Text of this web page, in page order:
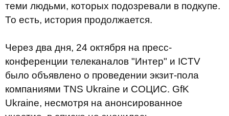
теми людьми, которых подозревали в подкупе.
То есть, история продолжается.
Через два дня, 24 октября на пресс-
конференции телеканалов "Интер" и ICTV
было объявлено о проведении экзит-пола
компаниями TNS Ukraine и СОЦИС. GfK
Ukraine, несмотря на анонсированное